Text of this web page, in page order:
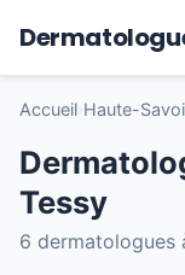
Accueil Haute-
Tessy
6 dermatologues